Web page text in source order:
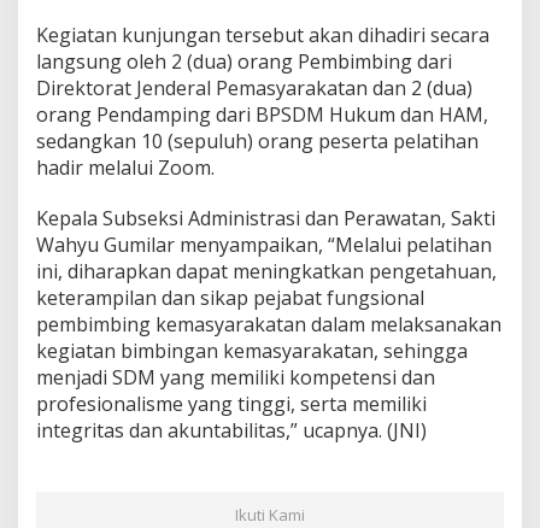
B
P
S
D
M
H
k
m
d
a
n
H
a
m
G
e
l
a
Kegiatan kunjungan tersebut akan dihadiri secara
langsung oleh 2 (dua) orang Pembimbing dari
Direktorat Jenderal Pemasyarakatan dan 2 (dua)
orang Pendamping dari BPSDM Hukum dan HAM,
sedangkan 10 (sepuluh) orang peserta pelatihan
hadir melalui Zoom.
Kepala Subseksi Administrasi dan Perawatan, Sakti
Wahyu Gumilar menyampaikan, “Melalui pelatihan
ini, diharapkan dapat meningkatkan pengetahuan,
keterampilan dan sikap pejabat fungsional
pembimbing kemasyarakatan dalam melaksanakan
kegiatan bimbingan kemasyarakatan, sehingga
menjadi SDM yang memiliki kompetensi dan
profesionalisme yang tinggi, serta memiliki
integritas dan akuntabilitas,” ucapnya. (JNI)
Ikuti Kami